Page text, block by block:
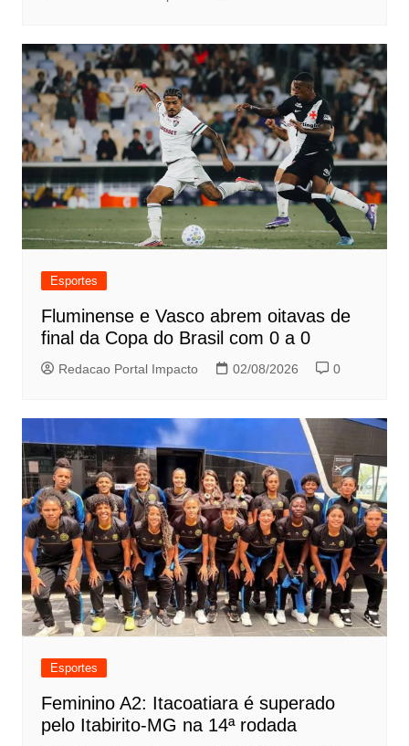
Esportes
Fluminense e Vasco abrem oitavas de
final da Copa do Brasil com 0 a 0
Redacao Portal Impacto 02/08/2026 0
Esportes
Feminino A2: Itacoatiara é superado
pelo Itabirito-MG na 14ª rodada